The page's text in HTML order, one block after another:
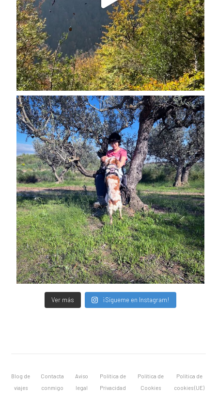
Ver más ¡Sígueme en Instagram!
Blog de
viajes
Contacta
conmigo
Aviso
legal
Política de
Privacidad
Política de
Cookies
Política de
cookies (UE)